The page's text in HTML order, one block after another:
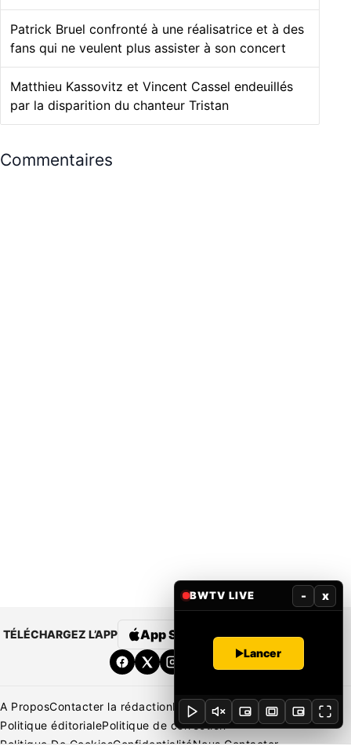
Patrick Bruel confronté à une réalisatrice et à des
fans qui ne veulent plus assister à son concert
Matthieu Kassovitz et Vincent Cassel endeuillés
par la disparition du chanteur Tristan
Commentaires
TÉLÉCHARGEZ L’APP App Store Google Play
A ProposContacter la rédactionRédaction Mentions légales
Politique éditorialePolitique de correction
BWTV LIVE - x
Lancer